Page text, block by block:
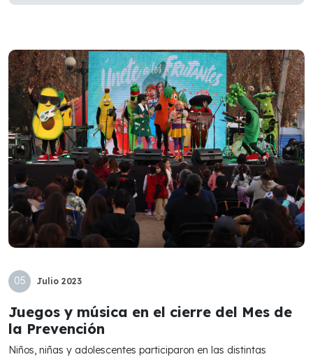
05 Julio 2023
Juegos y música en el cierre del Mes de
la Prevención
Niños, niñas y adolescentes participaron en las distintas